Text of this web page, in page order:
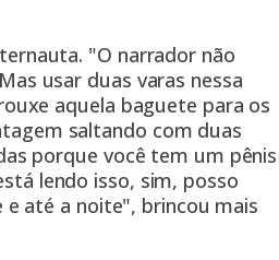
"O narrador não
usar duas varas nessa
aquela baguete para os
saltando com duas
porque você tem um pênis
lendo isso, sim, posso
e até a noite", brincou mais